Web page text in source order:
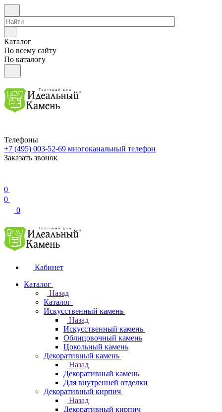
Каталог
По всему сайту
По каталогу
Телефоны
+7 (495) 003-52-69 многоканальный телефон
Заказать звонок
0
0
0
Кабинет
Каталог
Назад
Каталог
Искусственный камень
Назад
Искусственный камень
Облицовочный камень
Цокольный камень
Декоративный камень
Назад
Декоративный камень
Для внутренней отделки
Декоративный кирпич
Назад
Декоративный кирпич